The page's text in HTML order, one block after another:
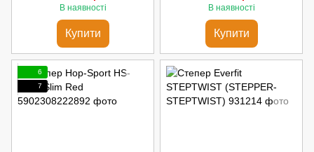
В наявності
Купити
В наявності
Купити
6
7